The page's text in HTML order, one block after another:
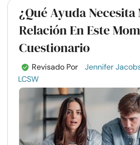
¿Qué Ayuda Necesita
Relación En Este
Cuestionario
Revisado Por
Jennifer
LCSW